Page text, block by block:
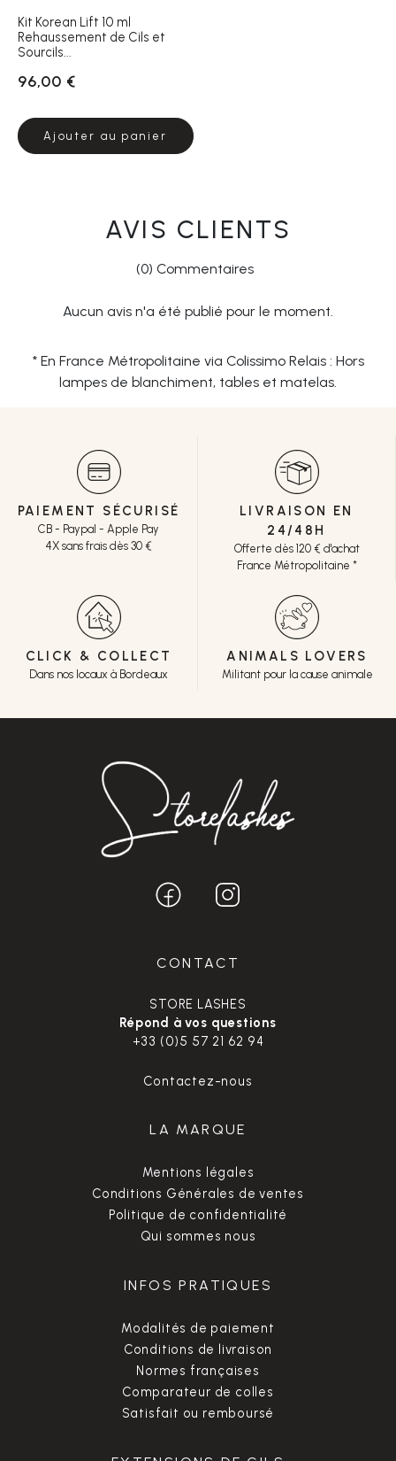
Kit Korean Lift 10 ml
Rehaussement de Cils et
Sourcils...
96,00 €
Ajouter au panier
AVIS CLIENTS
(0) Commentaires
Aucun avis n'a été publié pour le moment.
* En France Métropolitaine via Colissimo Relais : Hors
lampes de blanchiment, tables et matelas.
PAIEMENT SÉCURISÉ
CB - Paypal - Apple Pay
4X sans frais dès 30 €
LIVRAISON EN
24/48H
Offerte dès 120 € d'achat
France Métropolitaine *
CLICK & COLLECT
Dans nos locaux à Bordeaux
ANIMALS LOVERS
Militant pour la cause animale
CONTACT
STORE LASHES
Répond à vos questions
+33 (0)5 57 21 62 94
Contactez-nous
LA MARQUE
Mentions légales
Conditions Générales de ventes
Politique de confidentialité
Qui sommes nous
INFOS PRATIQUES
Modalités de paiement
Conditions de livraison
Normes françaises
Comparateur de colles
Satisfait ou remboursé